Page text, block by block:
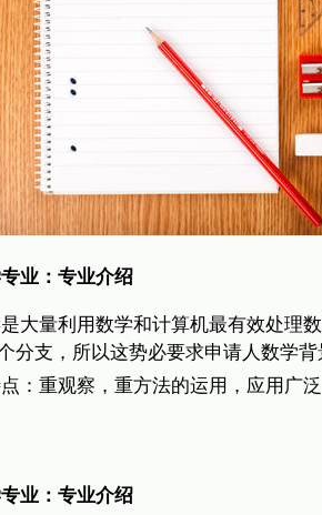
业：专业介绍
大量利用数学和计算机最有效处理
分支，所以这势必要求申请人数学背
：重观察，重方法的运用，应用广泛
业：专业介绍